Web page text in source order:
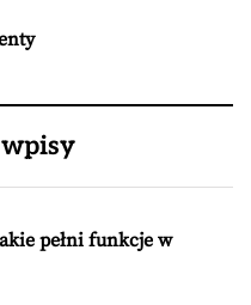
pełni funkcje w